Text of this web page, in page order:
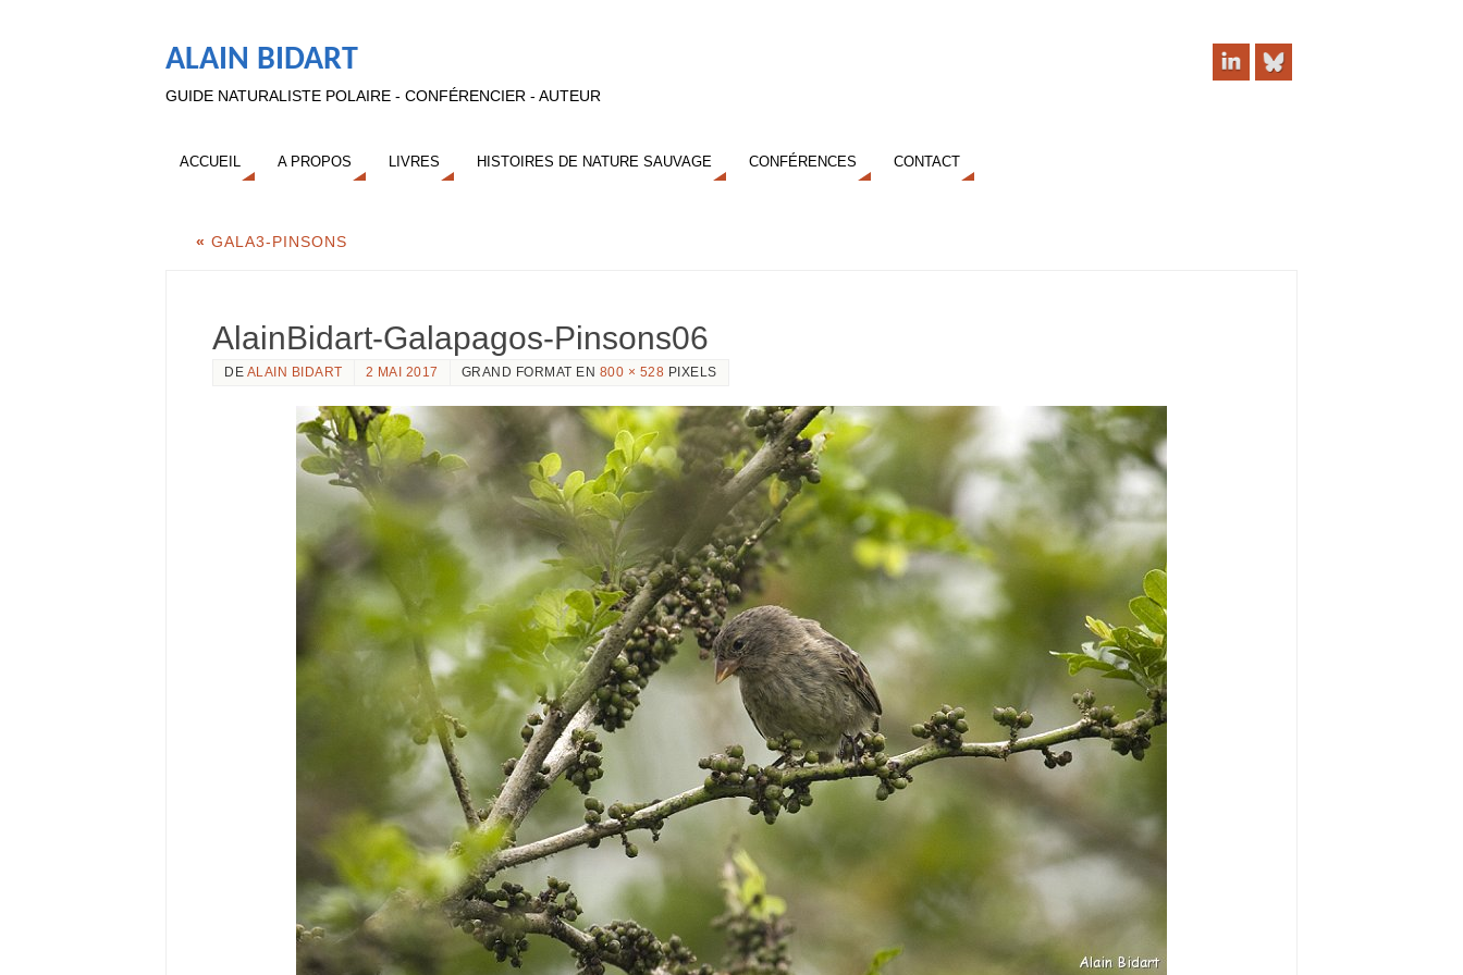
ALAIN BIDART
GUIDE NATURALISTE POLAIRE - CONFÉRENCIER - AUTEUR
ACCUEIL A PROPOS LIVRES HISTOIRES DE NATURE SAUVAGE CONFÉRENCES CONTACT
« GALA3-PINSONS
AlainBidart-Galapagos-Pinsons06
DE ALAIN BIDART 2 MAI 2017 GRAND FORMAT EN 800 × 528 PIXELS